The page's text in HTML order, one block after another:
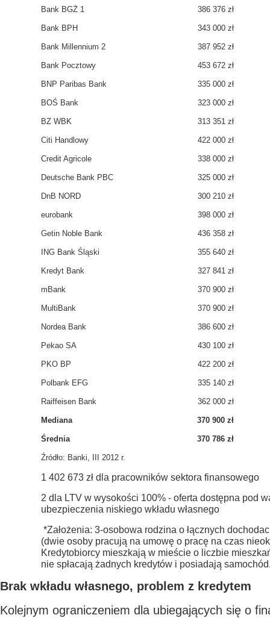
Bank BGŻ 1 386 376 zł
Bank BPH 343 000 zł
Bank Millennium 2 387 952 zł
Bank Pocztowy 453 672 zł
BNP Paribas Bank 335 000 zł
BOŚ Bank 323 000 zł
BZ WBK 313 351 zł
Citi Handlowy 422 000 zł
Credit Agricole 338 000 zł
Deutsche Bank PBC 325 000 zł
DnB NORD 300 210 zł
eurobank 398 000 zł
Getin Noble Bank 436 358 zł
ING Bank Śląski 355 640 zł
Kredyt Bank 327 841 zł
mBank 370 900 zł
MultiBank 370 900 zł
Nordea Bank 386 600 zł
Pekao SA 430 100 zł
PKO BP 422 200 zł
Polbank EFG 335 140 zł
Raiffeisen Bank 362 000 zł
Mediana 370 900 zł
Średnia 370 786 zł
Źródło: Banki, III 2012 r.
1 402 673 zł dla pracowników sektora finansowego
2 dla LTV w wysokości 100% - oferta dostępna pod
ubezpieczenia niskiego wkładu własnego
*Założenia: 3-osobowa rodzina o łącznych
(dwie osoby pracują na umowę o pracę na czas
Kredytobiorcy mieszkają w mieście o liczbie
nie spłacają żadnych kredytów i posiadają
Brak wkładu własnego, problem z kredytem
Kolejnym ograniczeniem dla ubiegających się o